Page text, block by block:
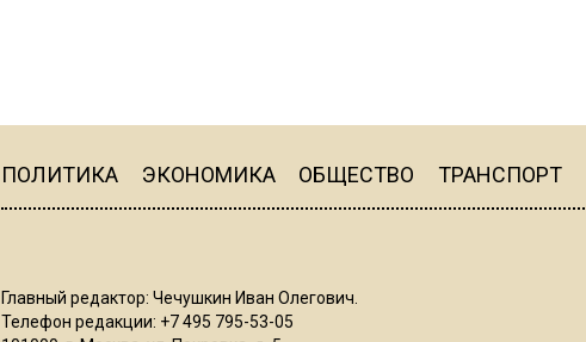
ПОЛИТИКА ЭКОНОМИКА ОБЩЕСТВО ТРАНСПОРТ
Главный редактор: Чечушкин Иван Олегович.
Телефон редакции: +7 495 795-53-05